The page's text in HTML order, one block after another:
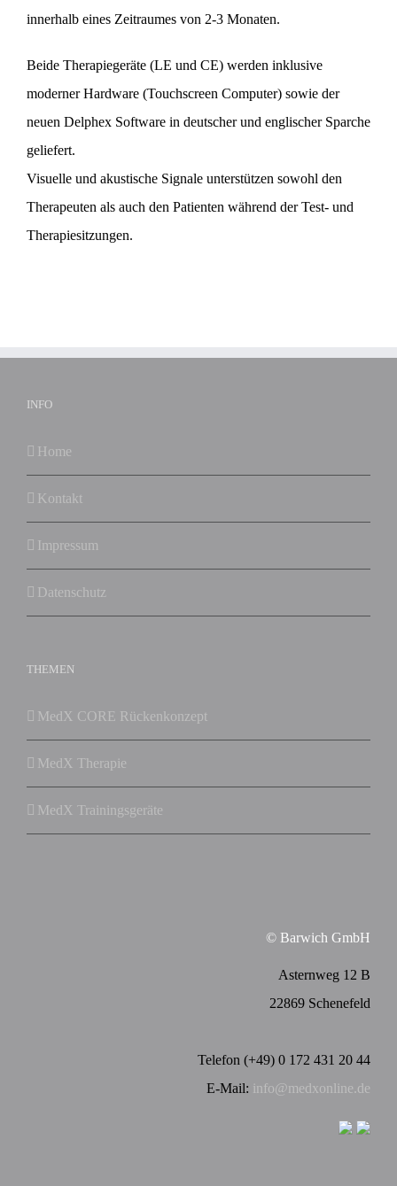
innerhalb eines Zeitraumes von 2-3 Monaten.
Beide Therapiegeräte (LE und CE) werden inklusive
moderner Hardware (Touchscreen Computer) sowie der
neuen Delphex Software in deutscher und englischer Sparche
geliefert.
Visuelle und akustische Signale unterstützen sowohl den
Therapeuten als auch den Patienten während der Test- und
Therapiesitzungen.
INFO
Home
Kontakt
Impressum
Datenschutz
THEMEN
MedX CORE Rückenkonzept
MedX Therapie
MedX Trainingsgeräte
© Barwich GmbH
Asternweg 12 B
22869 Schenefeld
Telefon (+49) 0 172 431 20 44
E-Mail: info@medxonline.de